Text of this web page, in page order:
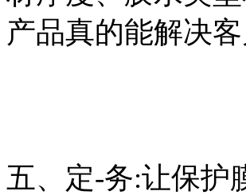
产品真的能解决
五、定-务:让保护